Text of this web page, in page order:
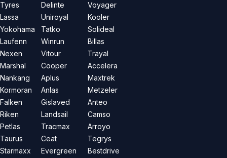
Tyres
Lassa
Yokohama
Laufenn
Nexen
Marshal
Nankang
Kormoran
Falken
Riken
Petlas
Taurus
Starmaxx
Delinte
Uniroyal
Tatko
Winrun
Vitour
Cooper
Aplus
Anlas
Gislaved
Landsail
Tracmax
Ceat
Evergreen
Voyager
Kooler
Solideal
Billas
Trayal
Accelera
Maxtrek
Metzeler
Anteo
Camso
Arroyo
Tegrys
Bestdrive